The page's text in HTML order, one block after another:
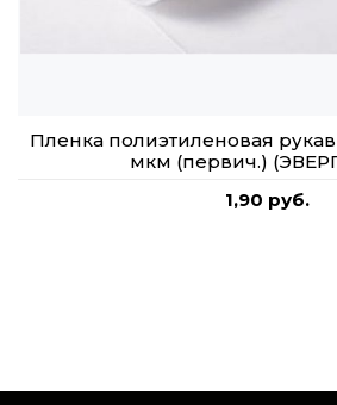
Пленка полиэтиленовая рукав
мкм (первич.)
1,90 руб.